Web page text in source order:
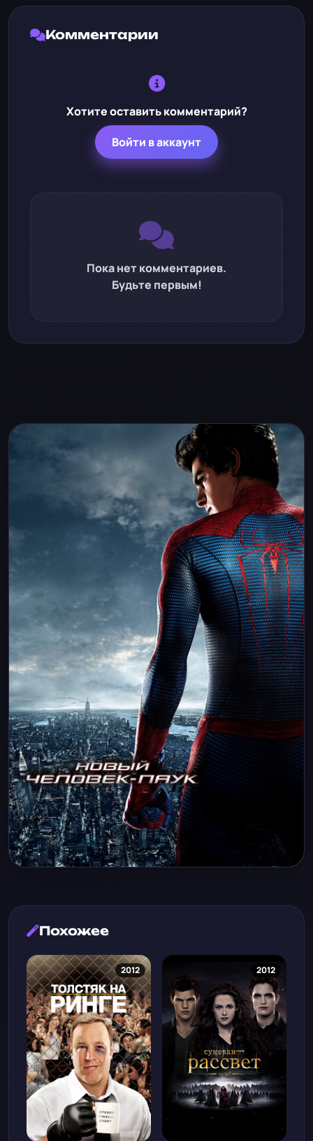
Комментарии
Хотите оставить комментарий?
Войти в аккаунт
Пока нет комментариев.
Будьте первым!
Похожее
2012 2012